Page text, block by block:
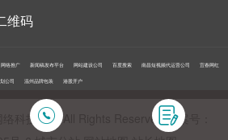
网络推广 新闻稿发布平台 网站建设公司 百度搜索 南昌短视频代运营公司 宜春网红
公司 温州品牌包装 港股开户
科技公司 All Rights Reserved 备案号：